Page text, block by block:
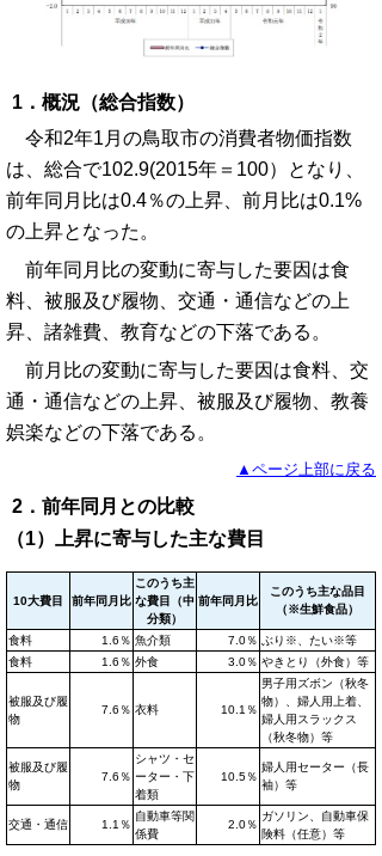
1．概況（総合指数）
令和2年1月の鳥取市の消費者物価指数
は、総合で102.9(2015年＝100）となり、
前年同月比は0.4％の上昇、前月比は0.1%
の上昇となった。
前年同月比の変動に寄与した要因は食
料、被服及び履物、交通・通信などの上
昇、諸雑費、教育などの下落である。
前月比の変動に寄与した要因は食料、交
通・通信などの上昇、被服及び履物、教養
娯楽などの下落である。
▲ページ上部に戻る
2．前年同月との比較
（1）上昇に寄与した主な費目
10大費目 前年同月比
このうち主
な費目（中
分類）
前年同月比
このうち主な品目
（※生鮮食品）
食料 1.6％ 魚介類 7.0％
ぶり※、たい※等
食料
1.6％ 外食 3.0％ やきとり（外食）等
被服及び履
物
7.6％ 衣料 10.1％
男子用ズボン（秋冬
物）、婦人用上着、
婦人用スラックス
（秋冬物）等
被服及び履
物
7.6％
シャツ・セ
ーター・下
着類
10.5％
婦人用セーター（長
袖）等
交通・通信 1.1％
自動車等関
係費
2.0％
ガソリン、自動車保
険料（任意）等